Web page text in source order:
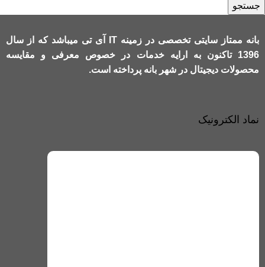
جستجو
بانه ممتاز سایتی تخصصی در زمینه IT آی تی میباشد که از سال
1396 تاکنون به ارایه خدمات در خصوص معرفی و مقایسه
محصولات دیجیتال در شهر بانه پرداخته است.
نماد الکترونیک